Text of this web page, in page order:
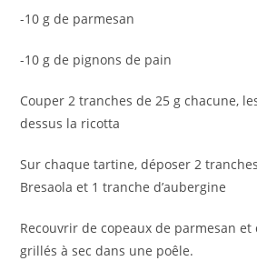
-10 g de parmesan
-10 g de pignons de pain
Couper 2 tranches de 25 g chacune,
dessus la ricotta
Sur chaque tartine, déposer 2
Bresaola et 1 tranche d’aubergine
Recouvrir de copeaux de parmesan
grillés à sec dans une poêle.